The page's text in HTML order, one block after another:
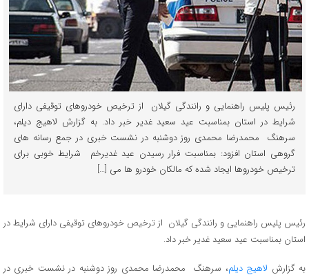
رئیس پلیس راهنمایی و رانندگی گیلان از ترخیص خودروهای توقیفی دارای
شرایط در استان بمناسبت عید سعید غدیر خبر داد. به گزارش لاهیج دیلم،
سرهنگ محمدرضا محمدی روز دوشنبه در نشست خبری در جمع رسانه های
گروهی استان افزود: بمناسبت فرار رسیدن عید غدیرخم شرایط خوبی برای
ترخیص خودروها ایجاد شده که مالکان خودرو ها می […]
رئیس پلیس راهنمایی و رانندگی گیلان از ترخیص خودروهای توقیفی دارای شرایط در
استان بمناسبت عید سعید غدیر خبر داد.
به گزارش لاهیج دیلم، سرهنگ محمدرضا محمدی روز دوشنبه در نشست خبری در